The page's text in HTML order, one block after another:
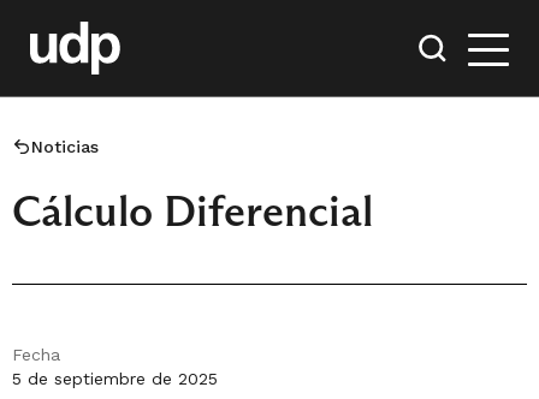
Noticias
Cálculo Diferencial
Fecha
5 de septiembre de 2025